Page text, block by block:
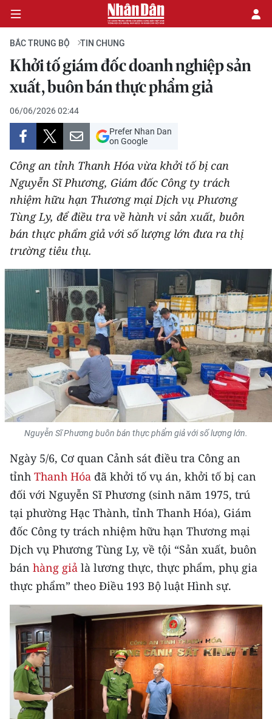
CHÍNH TRỊ
KINH TẾ
VĂN HÓA
XÃ HỘI
PHÁP LUẬT
DU LỊCH
THẾ GIỚI
THỂ THAO
GIÁO DỤC
Y TẾ
KHOA HỌC - CÔNG NGHỆ
MÔI TRƯỜNG
BẠN ĐỌC
KIỂM CHỨNG THÔNG TIN
TRI THỨC CHUYÊN SÂU
54 DÂN TỘC VIỆT NAM
CHƯƠNG TRÌNH OCOP - MỖI XÃ
MỘT SẢN PHẨM
RADIO
MEDIA CENTER
E-Magazine
Video
Media Chính trị
BẮC TRUNG BỘ TIN CHUNG
Khởi tố giám đốc doanh nghiệp sản
xuất, buôn bán thực phẩm giả
06/06/2026 02:44
Prefer Nhan Dan
on Google
Công an tỉnh Thanh Hóa vừa khởi tố bị can
Nguyễn Sĩ Phương, Giám đốc Công ty trách
nhiệm hữu hạn Thương mại Dịch vụ Phương
Tùng Ly, để điều tra về hành vi sản xuất, buôn
bán thực phẩm giả với số lượng lớn đưa ra thị
trường tiêu thụ.
Nguyễn Sĩ Phương buôn bán thực phẩm giả với số lượng lớn.
Ngày 5/6, Cơ quan Cảnh sát điều tra Công an
tỉnh Thanh Hóa đã khởi tố vụ án, khởi tố bị can
đối với Nguyễn Sĩ Phương (sinh năm 1975, trú
tại phường Hạc Thành, tỉnh Thanh Hóa), Giám
đốc Công ty trách nhiệm hữu hạn Thương mại
Dịch vụ Phương Tùng Ly, về tội “Sản xuất, buôn
bán hàng giả là lương thực, thực phẩm, phụ gia
thực phẩm” theo Điều 193 Bộ luật Hình sự.